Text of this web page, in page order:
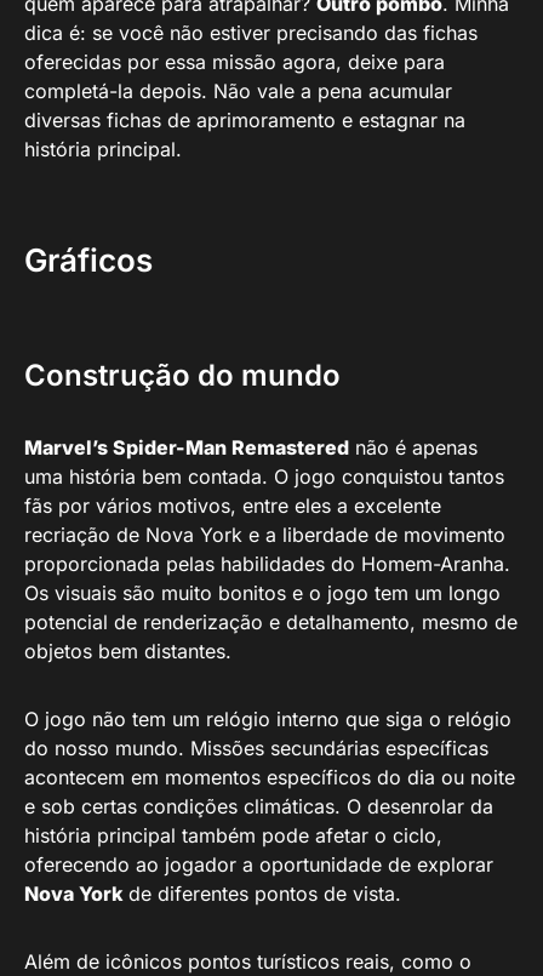
dica é: se você não estiver precisando das fichas
oferecidas por essa missão agora, deixe para
completá-la depois. Não vale a pena acumular
diversas fichas de aprimoramento e estagnar na
história principal.
Gráficos
Construção do mundo
Marvel’s Spider-Man Remastered não é apenas
uma história bem contada. O jogo conquistou tantos
fãs por vários motivos, entre eles a excelente
recriação de Nova York e a liberdade de movimento
proporcionada pelas habilidades do Homem-Aranha.
Os visuais são muito bonitos e o jogo tem um longo
potencial de renderização e detalhamento, mesmo de
objetos bem distantes.
O jogo não tem um relógio interno que siga o relógio
do nosso mundo. Missões secundárias específicas
acontecem em momentos específicos do dia ou noite
e sob certas condições climáticas. O desenrolar da
história principal também pode afetar o ciclo,
oferecendo ao jogador a oportunidade de explorar
Nova York de diferentes pontos de vista.
Além de icônicos pontos turísticos reais, como o